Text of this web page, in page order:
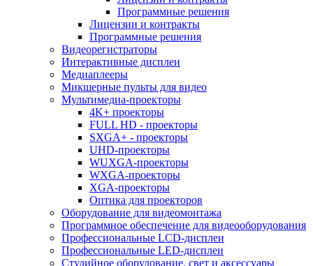
Программные решения
Лицензии и контракты
Программные решения
Видеорегистраторы
Интерактивные дисплеи
Медиаплееры
Микшерные пульты для видео
Мультимедиа-проекторы
4K+ проекторы
FULL HD - проекторы
SXGA+ - проекторы
UHD-проекторы
WUXGA-проекторы
WXGA-проекторы
XGA-проекторы
Оптика для проекторов
Оборудование для видеомонтажа
Программное обеспечение для видеооборудования
Профессиональные LCD-дисплеи
Профессиональные LED-дисплеи
Студийное оборудование, свет и аксессуары